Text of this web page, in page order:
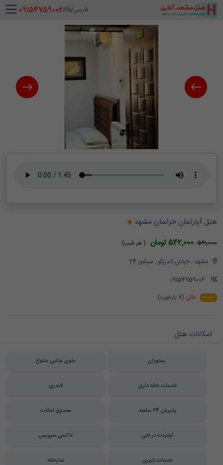
فارسی/
AR
‪ 09154759002
هتل آپارتمان خراسان مشهد
591,000 542,000 تومان
( هر شب)
مشهد , خیابان اندرزگو , سرشور 24
‪ 09154759002
4.0 عالی (7 بازخورد)
امکانات هتل
رستوران منوی غذایی متنوع
خدمات خانه داری لاندری
پذیرش 24 ساعته صندوق امانات
اینترنت در لابی تاکسی سرویس
خدمات باربری نمازخانه